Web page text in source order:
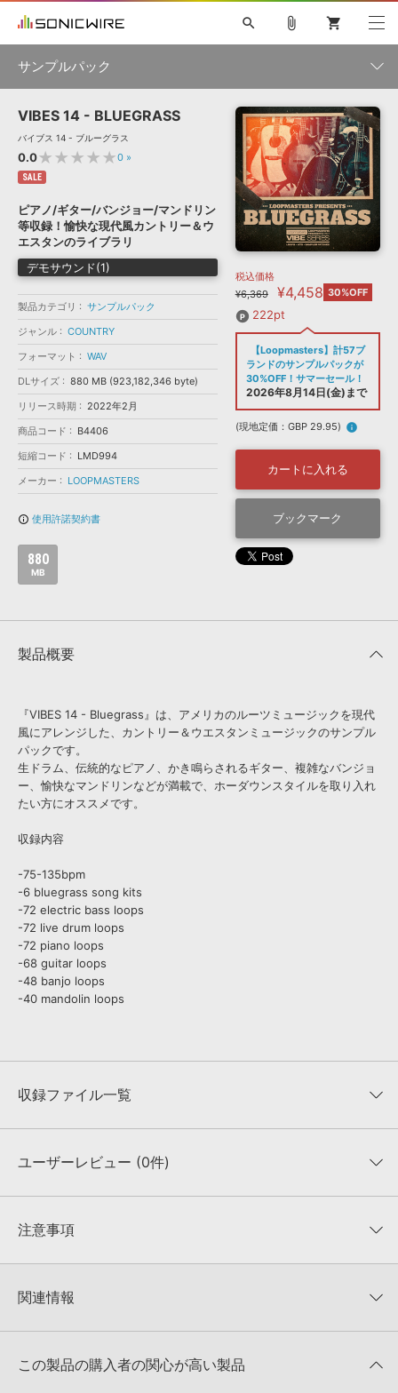
ソフト音源 »
プラグイン・エフェクト »
サンプルパック »
ソフトウェア／ツール »
DAW »
効果音 »
BGM »
特集 »
ニュースレター »
SONICWIREブログ »
製品サポート情報 »
DTMガイド »
FAQ »
お問い合わせ »
音楽カード
楽曲配信流通 サービス
無償のサウンド管理ソフト
次世代型 ボーカル・エディタ
SLS
search
初音ミク NT 鏡音リン・レン V4X 巡音ルカ V4X
MEIKO V3
KAITO V3
VOCALOID TOONTRACK
SPITFIRE AUDIO
VIENNA
EZ DRUMMER 3
ライセンスフリーBGM
ボーカル抜き出し
DUBSTEP
ELECTRONICA
EDM TRANCE MUTANT
ROUTER.FM
SONOCA
ソフト音源 プラグイン・エフェクト
ソフトウェア／ツール 効果音
attach_file shopping_cart
サンプルパック
製品一覧
メーカー
フォーマット
ランキング
VIBES 14 - BLUEGRASS
バイブス 14 - ブルーグラス
0.0★★★★★0 »
SALE
ピアノ/ギター/バンジョー/マンドリン
等収録！愉快な現代風カントリー＆ウ
エスタンのライブラリ
デモサウンド(1)
製品カテゴリ
サンプルパック
ジャンル
COUNTRY
フォーマット
WAV
DLサイズ
880 MB (923,182,346 byte)
リリース時期
2022年2月
商品コード
B4406
短縮コード
LMD994
メーカー
LOOPMASTERS
info_outline 使用許諾契約書
880
MB
税込価格
¥6,369
¥4,458 30%OFF
222pt
【Loopmasters】計57ブ
ランドのサンプルパックが
30%OFF！サマーセール！
2026年8月14日(金)まで
(現地定価：GBP 29.95) info
カートに入れる
ブックマーク
製品概要
『VIBES 14 - Bluegrass』は、アメリカのルーツミュージックを現代
風にアレンジした、カントリー＆ウエスタンミュージックのサンプル
パックです。
生ドラム、伝統的なピアノ、かき鳴らされるギター、複雑なバンジョ
ー、愉快なマンドリンなどが満載で、ホーダウンスタイルを取り入れ
たい方にオススメです。
収録内容
-75-135bpm
-6 bluegrass song kits
-72 electric bass loops
-72 live drum loops
-72 piano loops
-68 guitar loops
-48 banjo loops
-40 mandolin loops
収録ファイル一覧
収録ファイル一覧
ユーザーレビュー (0件)
★★★★★
★5
★4
★1
注意事項
KONTAKTフォーマットは、
でお使いいただけます。無償版のKONTAKT PLAYERではお使いい
4GBを超えるデータに関するご注意：FAT32でフォーマットされた
関連情報
マーセール！
この製品の購入者の関心が高い製品